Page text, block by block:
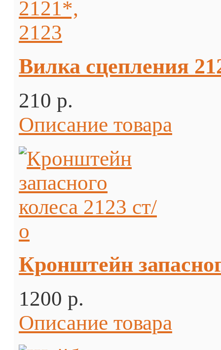
Вилка сцепления
210 p.
Описание товара
Кронштейн
1200 p.
Описание товара